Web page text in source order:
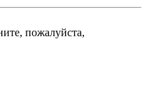
пожалуйста,